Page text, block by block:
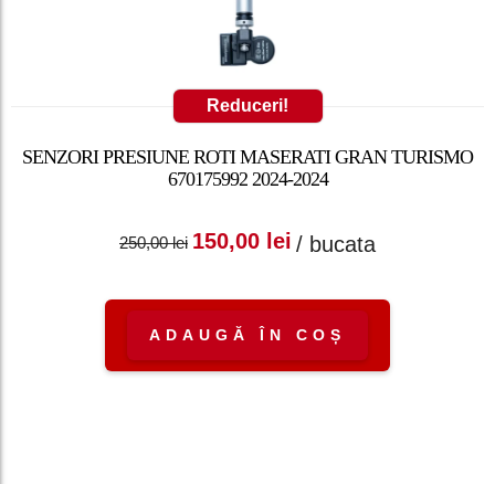
Reduceri!
SENZORI PRESIUNE ROTI MASERATI GRAN TURISMO
670175992 2024-2024
250,00lei
Prețul inițial a fost:
150,00 lei
Prețul curent
/ bucata
ADAUGĂ ÎN COȘ